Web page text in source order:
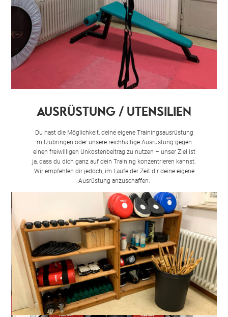
AUSRÜSTUNG / UTENSILIEN
Du hast die Möglichkeit, deine eigene Trainingsausrüstung
mitzubringen oder unsere reichhaltige Ausrüstung gegen
einen freiwilligen Unkostenbeitrag zu nutzen – unser Ziel ist
ja, dass du dich ganz auf dein Training konzentrieren kannst.
Wir empfehlen dir jedoch, im Laufe der Zeit dir deine eigene
Ausrüstung anzuschaffen.